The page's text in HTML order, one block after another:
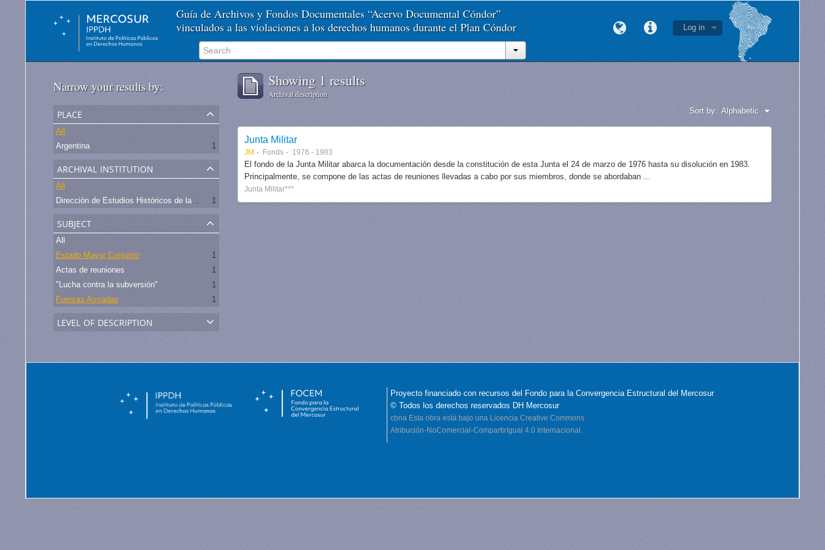
Guía de Archivos y Fondos Documentales “Acervo Documental Cóndor”
vinculados a las violaciones a los derechos humanos durante el Plan Cóndor
Log in
Narrow your results by:
place
All
Argentina
1
archival institution
All
Dirección de Estudios Históricos de la Fuerza Aérea
1
subject
All
Estado Mayor Conjunto
1
Actas de reuniones
1
"Lucha contra la subversión"
1
Fuerzas Armadas
1
level of description
Showing 1 results
Archival description
Sort by: Alphabetic
Junta Militar
JM Fonds 1976 - 1983
El fondo de la Junta Militar abarca la documentación desde la constitución de esta Junta el 24 de marzo de 1976 hasta su disolución en 1983.
Principalmente, se compone de las actas de reuniones llevadas a cabo por sus miembros, donde se abordaban ...
Junta Militar***
Proyecto financiado con recursos del Fondo para la Convergencia Estructural del Mercosur
© Todos los derechos reservados DH Mercosur
cbna Esta obra está bajo una Licencia Creative Commons
Atribución-NoComercial-CompartirIgual 4.0 Internacional.